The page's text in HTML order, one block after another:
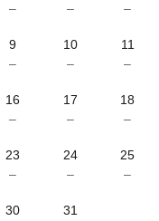
–
–
–
9
–
10
–
11
–
16
–
17
–
18
–
23
–
24
–
25
–
30
31